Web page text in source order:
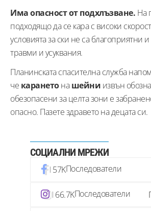
Има опасност от подхлъзване. На
подходящо да се кара с високи
условията за ски не са благоприятни
травми и усуквания.
Планинската спасителна служба
че каранетонашейни извън
обезопасени за целта зони е
опасно. Пазете здравето на децата си.
СОЦИАЛНИ МРЕЖИ
57KПоследователи
66.7KПоследователи